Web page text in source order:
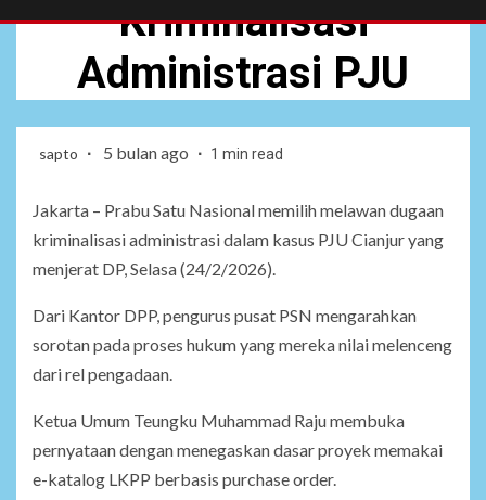
Kriminalisasi
Administrasi PJU
sapto 5 bulan ago 1 min read
Jakarta – Prabu Satu Nasional memilih melawan dugaan
kriminalisasi administrasi dalam kasus PJU Cianjur yang
menjerat DP, Selasa (24/2/2026).
Dari Kantor DPP, pengurus pusat PSN mengarahkan
sorotan pada proses hukum yang mereka nilai melenceng
dari rel pengadaan.
Ketua Umum Teungku Muhammad Raju membuka
pernyataan dengan menegaskan dasar proyek memakai
e-katalog LKPP berbasis purchase order.